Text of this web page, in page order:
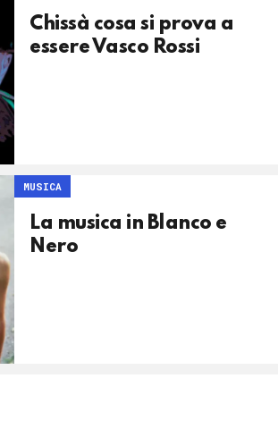
Chissà cosa si prova a
essere Vasco Rossi
MUSICA
La musica in Blanco e
Nero